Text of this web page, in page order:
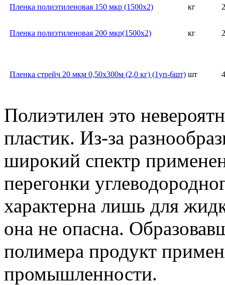
Пленка полиэтиленовая 150 мкр (1500х2) кг
Пленка полиэтиленовая 200 мкр(1500х2) кг
Пленка стрейч 20 мкм 0,50х300м (2,0 кг) (1уп-6шт) шт
Полиэтилен это
пластик. Из-за
широкий спектр
перегонки
характерна лишь для
она не опасна.
полимера продукт
промышленности.